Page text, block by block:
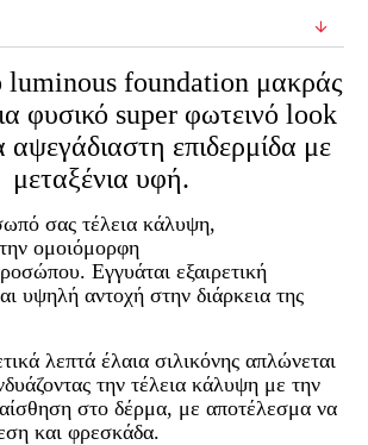
foundation μακράς
φυσικό super φωτεινό look
αψεγάδιαστη επιδερμίδα με
μεταξένια υφή.
σας τέλεια κάλυψη,
ομοιόμορφη
Εγγυάται εξαιρετική
υψηλή αντοχή στην διάρκεια της
λεπτά έλαια σιλικόνης απλώνεται
την τέλεια κάλυψη με την
στο δέρμα, με αποτέλεσμα να
και φρεσκάδα.